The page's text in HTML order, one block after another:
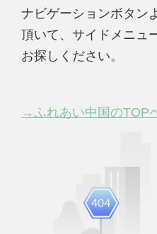
ナビゲーションボタン
頂いて、サイドメニュ
お探しください。
→ふれあい中国のTOP